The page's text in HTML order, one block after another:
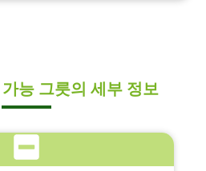
능 그릇의 세부 정보